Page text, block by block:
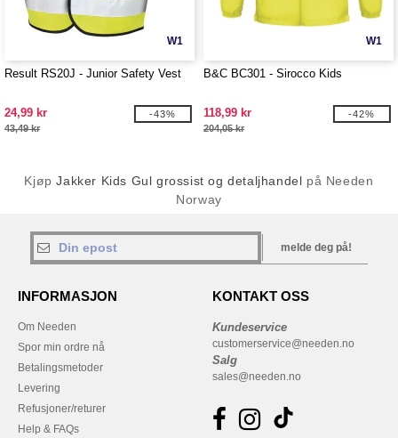
W1
Result RS20J - Junior Safety Vest
24,99 kr
43,49 kr
-43%
W1
B&C BC301 - Sirocco Kids
118,99 kr
204,05 kr
-42%
KjøpJakker Kids Gul grossist og detaljhandel på Needen
Norway
melde deg på!
INFORMASJON
Om Needen
Spor min ordre nå
Betalingsmetoder
Levering
Refusjoner/returer
Help & FAQs
KONTAKT OSS
Kundeservice
customerservice@needen.no
Salg
sales@needen.no